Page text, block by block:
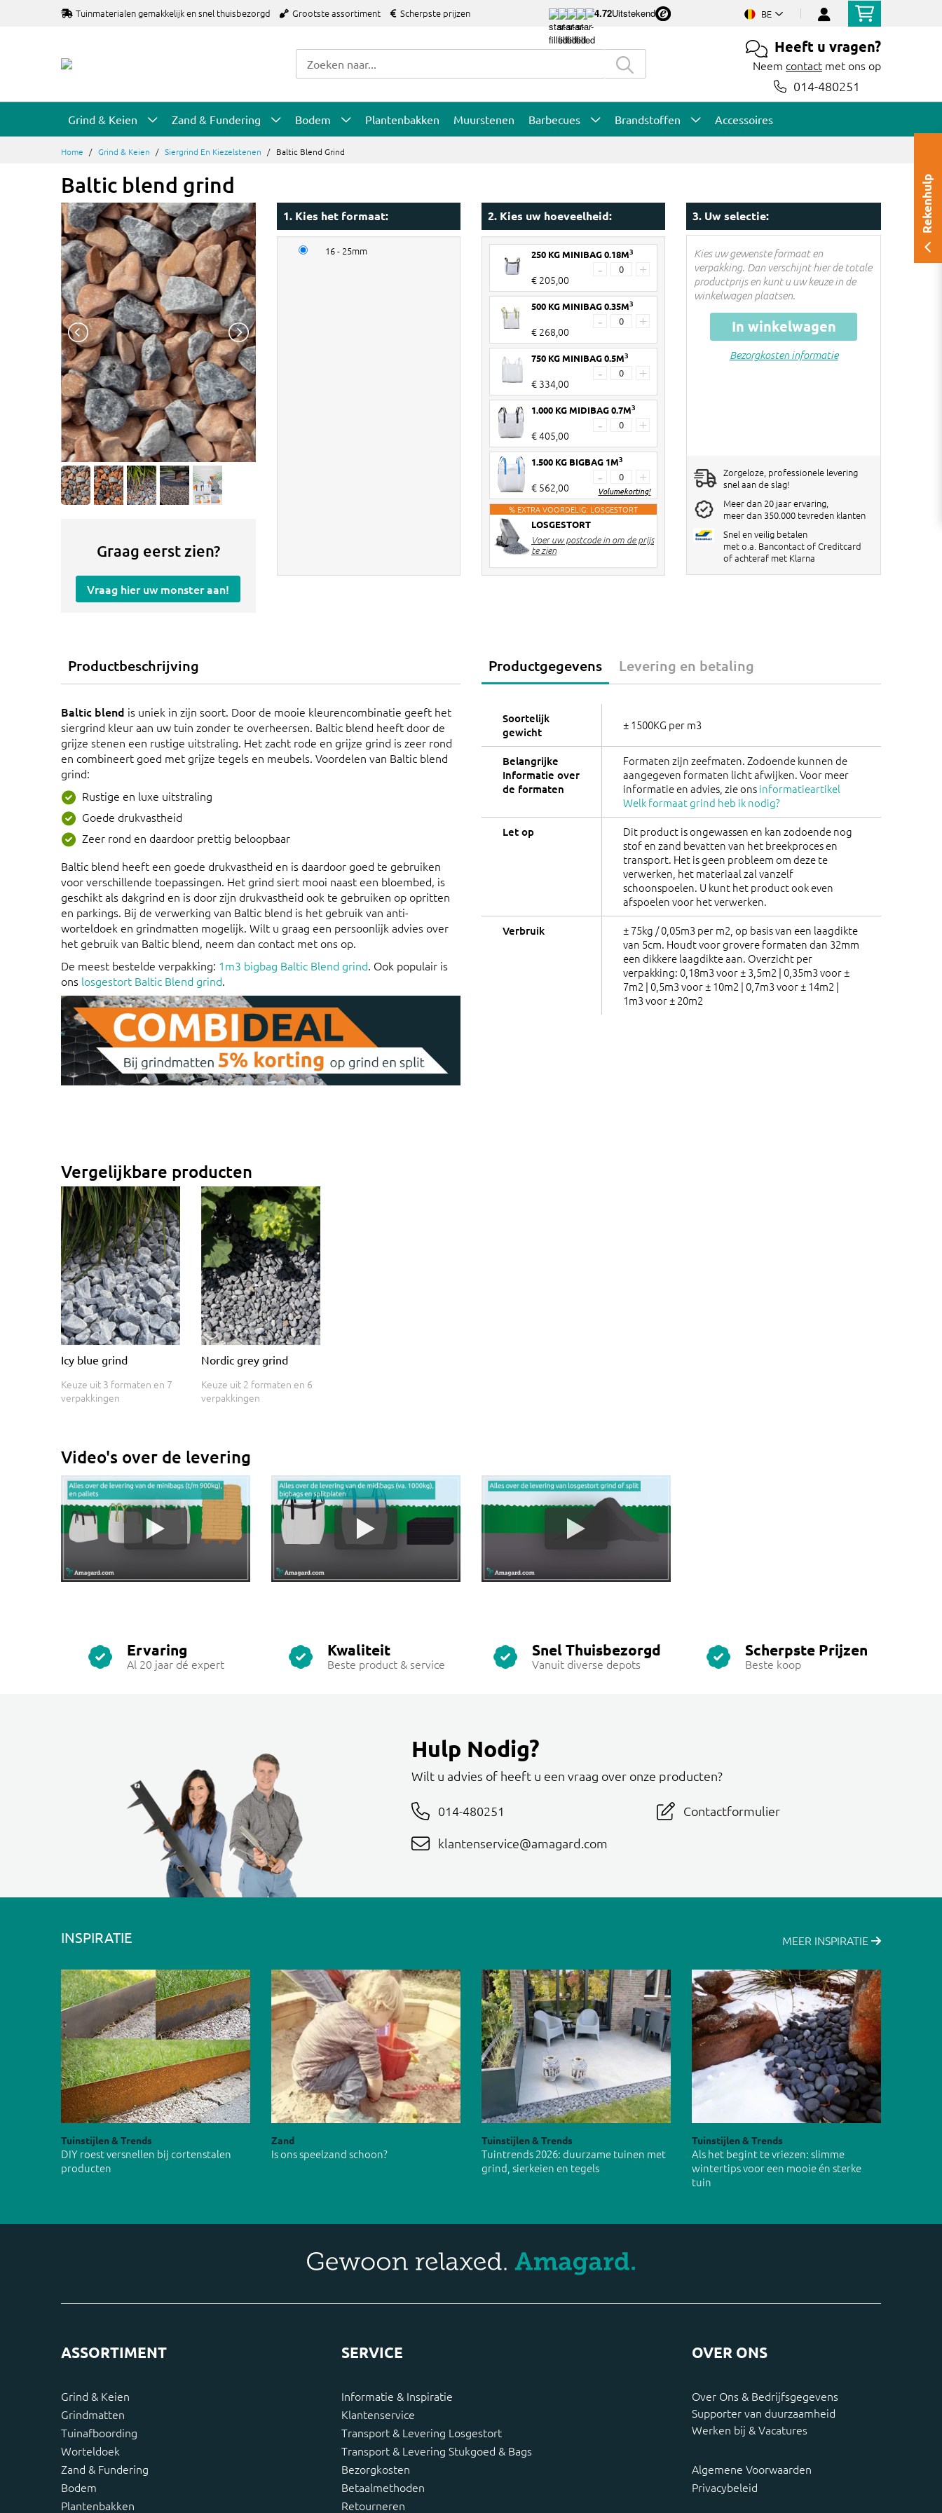
Tuinmaterialen gemakkelijk en snel thuisbezorgd Grootste assortiment Scherpste prijzen 4.72Uitstekend BE
Heeft u vragen?
Neem contact met ons op
014-480251
Grind & Keien Zand & Fundering Bodem Plantenbakken Muurstenen Barbecues Brandstoffen Accessoires
Home Grind & Keien Siergrind En Kiezelstenen Baltic Blend Grind
Baltic blend grind
Graag eerst zien?
Vraag hier uw monster aan!
1. Kies het formaat:
16 - 25mm
2. Kies uw hoeveelheid:
250 KG MINIBAG 0.18M3
€ 205,00
- +
500 KG MINIBAG 0.35M3
€ 268,00
- +
750 KG MINIBAG 0.5M3
€ 334,00
- +
1.000 KG MIDIBAG 0.7M3
€ 405,00
- +
1.500 KG BIGBAG 1M3
€ 562,00
- +
Volumekorting!
3-4 stuks
€ 10 korting per big bag
€ 12 korting per big bag
% EXTRA VOORDELIG: LOSGESTORT
LOSGESTORT
Voer uw postcode in om de prijs
te zien
3. Uw selectie:
Kies uw gewenste formaat en
verpakking. Dan verschijnt hier de totale
productprijs en kunt u uw keuze in de
winkelwagen plaatsen.
In winkelwagen
Bezorgkosten informatie
Zorgeloze, professionele levering
snel aan de slag!
Meer dan 20 jaar ervaring,
meer dan 350.000 tevreden klanten
Snel en veilig betalen
met o.a. Bancontact of Creditcard
of achteraf met Klarna
Productbeschrijving
Baltic blend is uniek in zijn soort. Door de mooie kleurencombinatie geeft het
siergrind kleur aan uw tuin zonder te overheersen. Baltic blend heeft door de
grijze stenen een rustige uitstraling. Het zacht rode en grijze grind is zeer rond
en combineert goed met grijze tegels en meubels. Voordelen van Baltic blend
grind:
Rustige en luxe uitstraling
Goede drukvastheid
Zeer rond en daardoor prettig beloopbaar
Baltic blend heeft een goede drukvastheid en is daardoor goed te gebruiken
voor verschillende toepassingen. Het grind siert mooi naast een bloembed, is
geschikt als dakgrind en is door zijn drukvastheid ook te gebruiken op opritten
en parkings. Bij de verwerking van Baltic blend is het gebruik van anti-
worteldoek en grindmatten mogelijk. Wilt u graag een persoonlijk advies over
het gebruik van Baltic blend, neem dan contact met ons op.
De meest bestelde verpakking: 1m3 bigbag Baltic Blend grind. Ook populair is
ons losgestort Baltic Blend grind.
Productgegevens
Soortelijk
gewicht
± 1500KG per m3
Belangrijke
Informatie over
de formaten
Formaten zijn zeefmaten. Zodoende kunnen de
aangegeven formaten licht afwijken. Voor meer
informatie en advies, zie onsinformatieartikel
Welk formaat grind heb ik nodig?
Let op
Dit product is ongewassen en kan zodoende nog
stof en zand bevatten van het breekproces en
transport. Het is geen probleem om deze te
verwerken, het materiaal zal vanzelf
schoonspoelen. U kunt het product ook even
afspoelen voor het verwerken.
Verbruik
± 75kg / 0,05m3 per m2, op basis van een laagdikte
van 5cm. Houdt voor grovere formaten dan 32mm
een dikkere laagdikte aan. Overzicht per
verpakking: 0,18m3 voor ± 3,5m2 | 0,35m3 voor ±
7m2 | 0,5m3 voor ± 10m2 | 0,7m3 voor ± 14m2 |
1m3 voor ± 20m2
Levering en betaling
Vergelijkbare producten
Icy blue grind
Keuze uit 3 formaten en 7
verpakkingen
Nordic grey grind
Keuze uit 2 formaten en 6
verpakkingen
Video's over de levering
Ervaring
Al 20 jaar dé expert
Kwaliteit
Beste product & service
Snel Thuisbezorgd
Vanuit diverse depots
Scherpste Prijzen
Beste koop
Hulp Nodig?
Wilt u advies of heeft u een vraag over onze producten?
014-480251
klantenservice@amagard.com
Contactformulier
INSPIRATIE MEER INSPIRATIE
Tuinstijlen & Trends
DIY roest versnellen bij cortenstalen
producten
Zand
Is ons speelzand schoon?
Tuinstijlen & Trends
Tuintrends 2026: duurzame tuinen met
grind, sierkeien en tegels
Tuinstijlen & Trends
Als het begint te vriezen: slimme
wintertips voor een mooie én sterke
tuin
ASSORTIMENT
Grind & Keien
Grindmatten
Tuinafboording
Worteldoek
Zand & Fundering
Bodem
Plantenbakken
SERVICE
Informatie & Inspiratie
Klantenservice
Transport & Levering Losgestort
Transport & Levering Stukgoed & Bags
Bezorgkosten
Betaalmethoden
Retourneren
OVER ONS
Over Ons & Bedrijfsgegevens
Supporter van duurzaamheid
Werken bij & Vacatures
Algemene Voorwaarden
Privacybeleid
Rekenhulp